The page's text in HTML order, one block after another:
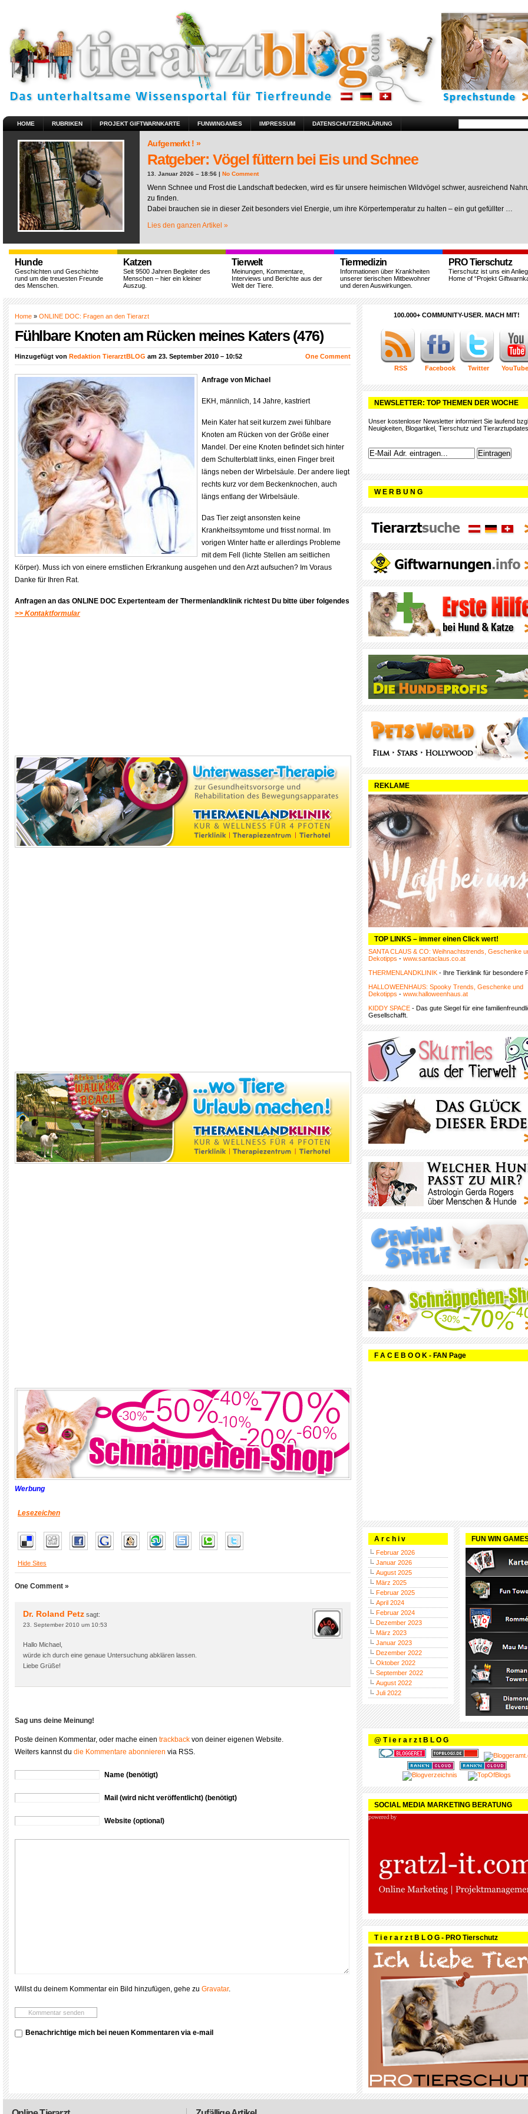
HOME RUBRIKEN PROJEKT GIFTWARNKARTE FUNWINGAMES IMPRESSUM DATENSCHUTZERKLÄRUNG
Aufgemerkt ! »
Ratgeber: Vögel füttern bei Eis und Schnee
13. Januar 2026 – 18:56 | No Comment
Wenn Schnee und Frost die Landschaft bedecken, wird es für unsere heimischen Wildvögel schwer, ausreichend
zu finden.
Dabei brauchen sie in dieser Zeit besonders viel Energie, um ihre Körpertemperatur zu halten – ein gut gefüllter …
Lies den ganzen Artikel »
Hunde
Geschichten und Geschichte
rund um die treuesten Freunde
des Menschen.
Katzen
Seit 9500 Jahren Begleiter des
Menschen – hier ein kleiner
Auszug.
Tierwelt
Meinungen, Kommentare,
Interviews und Berichte aus der
Welt der Tiere.
Tiermedizin
Informationen über Krankheiten
unserer tierischen Mitbewohner
und deren Auswirkungen.
PRO Tierschutz
Tierschutz ist uns ein
Home of “Projekt
Home » ONLINE DOC: Fragen an den Tierarzt
Fühlbare Knoten am Rücken meines Katers (476)
Hinzugefügt von Redaktion TierarztBLOG am 23. September 2010 – 10:52 One Comment
Anfrage von Michael
EKH, männlich, 14 Jahre, kastriert
Mein Kater hat seit kurzem zwei fühlbare
Knoten am Rücken von der Größe einer
Mandel. Der eine Knoten befindet sich hinter
dem Schulterblatt links, einen Finger breit
längs neben der Wirbelsäule. Der andere liegt
rechts kurz vor dem Beckenknochen, auch
längs entlang der Wirbelsäule.
Das Tier zeigt ansonsten keine
Krankheitssymtome und frisst normal. Im
vorigen Winter hatte er allerdings Probleme
mit dem Fell (lichte Stellen am seitlichen
Körper). Muss ich von einere ernstlichen Erkrankung ausgehen und den Arzt aufsuchen? Im Voraus
Danke für Ihren Rat.
Anfragen an das ONLINE DOC Expertenteam der Thermenlandklinik richtest Du bitte über folgendes
>> Kontaktformular
Werbung
Lesezeichen
Hide Sites
One Comment »
Dr. Roland Petz sagt:
23. September 2010 um 10:53
Hallo Michael,
würde ich durch eine genaue Untersuchung abklären lassen.
Liebe Grüße!
Sag uns deine Meinung!
Poste deinen Kommentar, oder mache einen trackback von deiner eigenen Website.
Weiters kannst du die Kommentare abonnieren via RSS.
Name (benötigt)
Mail (wird nicht veröffentlicht) (benötigt)
Website (optional)
Willst du deinem Kommentar ein Bild hinzufügen, gehe zu Gravatar.
Benachrichtige mich bei neuen Kommentaren via e-mail
100.000+ COMMUNITY-USER. MACH MIT!
RSS Facebook Twitter YouTube
NEWSLETTER: TOP THEMEN DER WOCHE
Unser kostenloser Newsletter informiert Sie laufend
Neuigkeiten, Blogartikel, Tierschutz und
W E R B U N G
REKLAME
TOP LINKS – immer einen Click wert!
SANTA CLAUS & CO: Weihnachtstrends, Geschenke
Dekotipps - www.santaclaus.co.at
THERMENLANDKLINIK - Ihre Tierklinik für besondere
HALLOWEENHAUS: Spooky Trends, Geschenke und
Dekotipps - www.halloweenhaus.at
KIDDY SPACE - Das gute Siegel für eine
Gesellschafft.
F A C E B O O K - FAN Page
A r c h i v
Februar 2026
Januar 2026
August 2025
März 2025
Februar 2025
April 2024
Februar 2024
Dezember 2023
März 2023
Januar 2023
Dezember 2022
Oktober 2022
September 2022
August 2022
Juli 2022
FUN WIN
@ T i e r a r z t B L O G
SOCIAL MEDIA MARKETING BERATUNG
T i e r a r z t B L O G - PRO Tierschutz